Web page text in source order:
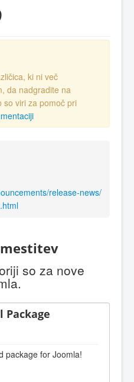
ki ni več
da nadgradite na
so viri za pomoč pri
release-news/
so za nove
Package
package for Joomla!